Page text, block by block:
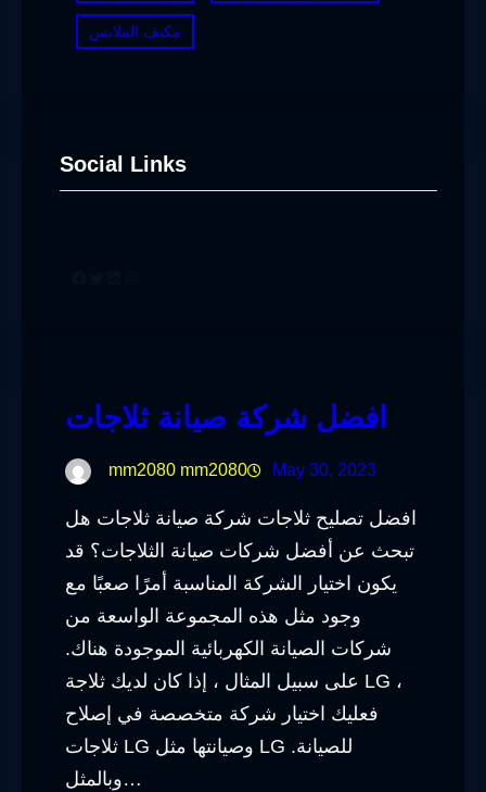
مكيف الملابس
Social Links
افضل شركة صيانة ثلاجات
mm2080 mm2080 May 30, 2023
افضل تصليح ثلاجات شركة صيانة ثلاجات هل
تبحث عن أفضل شركات صيانة الثلاجات؟ قد
يكون اختيار الشركة المناسبة أمرًا صعبًا مع
وجود مثل هذه المجموعة الواسعة من
شركات الصيانة الكهربائية الموجودة هناك.
على سبيل المثال ، إذا كان لديك ثلاجة LG ،
فعليك اختيار شركة متخصصة في إصلاح
ثلاجات LG وصيانتها مثل LG للصيانة.
وبالمثل…